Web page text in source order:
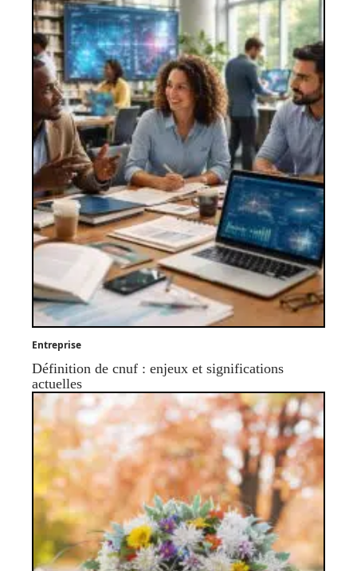
Entreprise
Définition de cnuf : enjeux et significations
actuelles